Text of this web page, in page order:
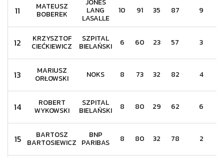
11 MATEUSZ
BOBEREK
JONES
LANG
LASALLE
10 91 35 87 9
12 KRZYSZTOF
CIEĆKIEWICZ
SZPITAL
BIELAŃSKI 6 60 23 57 3
13 MARIUSZ
ORŁOWSKI NOKS 8 73 32 82 4
14 ROBERT
WYKOWSKI
SZPITAL
BIELAŃSKI 8 80 29 62 6
15 BARTOSZ
BARTOSIEWICZ
BNP
PARIBAS 8 80 32 78 2